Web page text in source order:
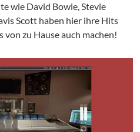
wie David Bowie, Stevie
Scott haben hier ihre Hits
zu Hause auch machen!